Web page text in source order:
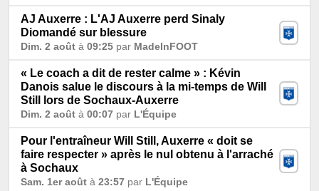
AJ Auxerre : L'AJ Auxerre perd Sinaly
Diomandé sur blessure
Dim. 2 août à 09:25 par MadeInFOOT
« Le coach a dit de rester calme » : Kévin
Danois salue le discours à la mi-temps de Will
Still lors de Sochaux-Auxerre
Dim. 2 août à 00:07 par L'Équipe
Pour l'entraîneur Will Still, Auxerre « doit se
faire respecter » après le nul obtenu à l'arraché
à Sochaux
Sam. 1er août à 23:57 par L'Équipe